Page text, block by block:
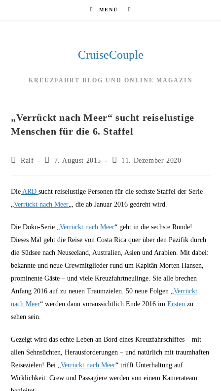
MENÜ
CruiseCouple
KREUZFAHRT BLOG UND ONLINE MAGAZIN
„Verrückt nach Meer“ sucht reiselustige
Menschen für die 6. Staffel
Beitrags-
Ralf
Beitrag
7. August 2015
Beitrag
am:
11. Dezember 2020
Die ARDsucht reiselustige Personen für die sechste Staffel der Serie
„Verrückt nach Meer„, die ab Januar 2016 gedreht wird.
Die Doku-Serie „Verrückt nach Meer“ geht in die sechste Runde!
Dieses Mal geht die Reise von Costa Rica quer über den Pazifik durch
die Südsee nach Neuseeland, Australien, Asien und Arabien. Mit dabei:
bekannte und neue Crewmitglieder rund um Kapitän Morten Hansen,
prominente Gäste – und viele Kreuzfahrtneulinge. Sie alle brechen
Anfang 2016 auf zu neuen Traumzielen. 50 neue Folgen „Verrückt
nach Meer“ werden dann voraussichtlich Ende 2016 imErsten zu
sehen sein.
Gezeigt wird das echte Leben an Bord eines Kreuzfahrschiffes – mit
allen Sehnsüchten, Herausforderungen – und natürlich mit traumhaften
Reisezielen! Bei „Verrückt nach Meer“ trifft Unterhaltung auf
Wirklichkeit. Crew und Passagiere werden von einem Kamerateam